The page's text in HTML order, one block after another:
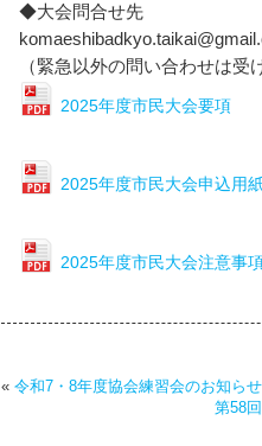
◆大会問合せ先
（緊急以外の問い合わせは受
2025年度市民大会要項
2025年度市民大会申込用
2025年度市民大会注意事
« 令和7・8年度協会練習会のお知らせ
第58